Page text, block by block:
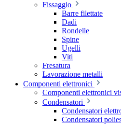
Fissaggio
Barre filettate
Dadi
Rondelle
Spine
Ugelli
Viti
Fresatura
Lavorazione metalli
Componenti elettronici
Componenti elettronici
Condensatori
Condensatori
Condensatori